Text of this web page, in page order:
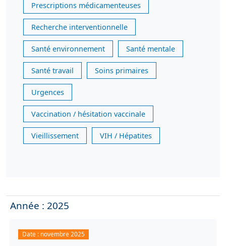
Prescriptions médicamenteuses
Recherche interventionnelle
Santé environnement Santé mentale
Santé travail Soins primaires
Urgences
Vaccination / hésitation vaccinale
Vieillissement VIH / Hépatites
Année : 2025
Date : novembre 2025